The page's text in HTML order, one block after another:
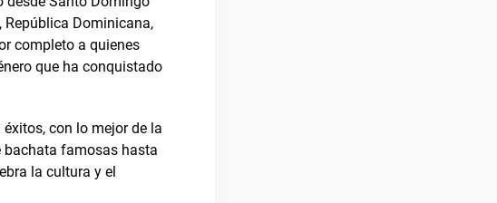
Dominicana,
completo a quienes
que ha conquistado
con lo mejor de la
bachata famosas hasta
la cultura y el